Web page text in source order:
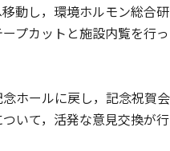
動し，環境ホルモン総合研
プカットと施設内覧を行っ
ホールに戻し，記念祝賀会
いて，活発な意見交換が行